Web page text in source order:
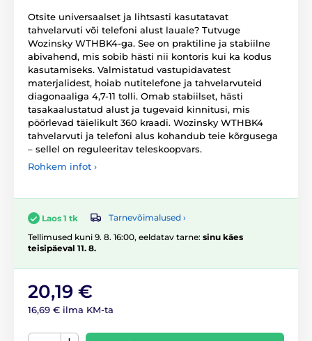
Otsite universaalset ja lihtsasti kasutatavat
tahvelarvuti või telefoni alust lauale? Tutvuge
Wozinsky WTHBK4-ga. See on praktiline ja stabiilne
abivahend, mis sobib hästi nii kontoris kui ka kodus
kasutamiseks. Valmistatud vastupidavatest
materjalidest, hoiab nutitelefone ja tahvelarvuteid
diagonaaliga 4,7-11 tolli. Omab stabiilset, hästi
tasakaalustatud alust ja tugevaid kinnitusi, mis
pöörlevad täielikult 360 kraadi. Wozinsky WTHBK4
tahvelarvuti ja telefoni alus kohandub teie kõrgusega
– sellel on reguleeritav teleskoopvars.
Rohkem infot ›
Laos 1 tk
Tarnevõimalused ›
Tellimused kuni 9. 8. 16:00, eeldatav tarne: sinu käes
teisipäeval 11. 8.
20,19 €
16,69 € ilma KM-ta